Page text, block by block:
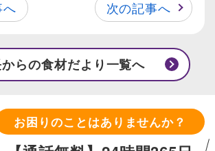
次の記事へ
らの食材だより一覧へ
お困りのことはありませんか？